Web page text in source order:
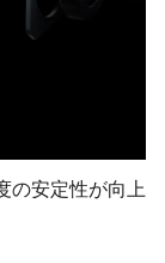
の安定性が向上